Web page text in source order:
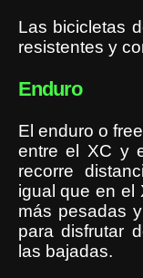
Las bicicletas
resistentes y
Enduro
El enduro o
entre el XC y
recorre
igual que en el
más pesadas
para disfrutar
las bajadas.